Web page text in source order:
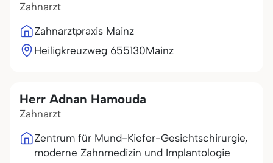
Zahnarzt
Zahnarztpraxis Mainz
Heiligkreuzweg 655130Mainz
Herr Adnan Hamouda
Zahnarzt
Zentrum für Mund-Kiefer-Gesichtschirurgie,
moderne Zahnmedizin und Implantologie